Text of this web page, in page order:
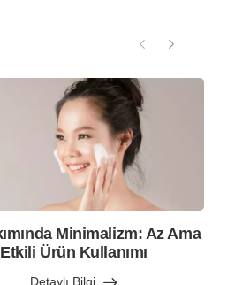
Minimalizm: Az Ama
Etkili Ürün Kullanımı
Detaylı Bilgi